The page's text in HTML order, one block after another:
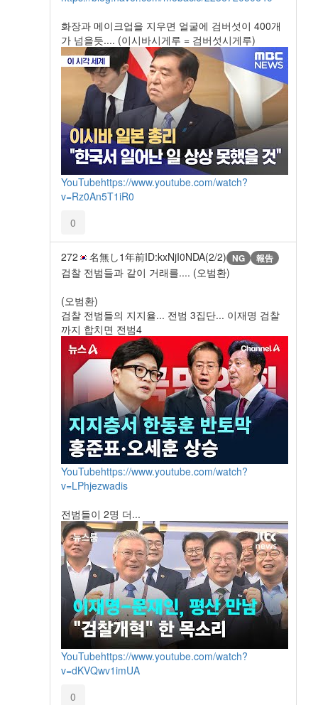
화장과 메이크업을 지우면 얼굴에 검버섯이 400개
가 넘을듯.... (이시바시게루 = 검버섯시게루)
YouTubehttps://www.youtube.com/watch?
v=Rz0An5T1iR0
0
272 名無し1年前ID:kxNjI0NDA(2/2) NG 報告
검찰 전범들과 같이 거래를.... (오범환)
(오범환)
검찰 전범들의 지지율... 전범 3집단... 이재명 검찰
까지 합치면 전범4
YouTubehttps://www.youtube.com/watch?
v=LPhjezwadis
전범들이 2명 더...
YouTubehttps://www.youtube.com/watch?
v=dKVQwv1imUA
0